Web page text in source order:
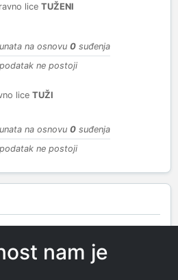
lice TUŽENI
na osnovu 0 suđenja
ne postoji
lice TUŽI
na osnovu 0 suđenja
ne postoji
SUDSKIH OBJAVA
nam je